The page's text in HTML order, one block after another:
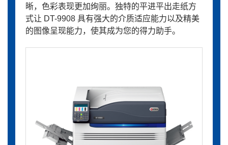
晰，色彩表现更加绚丽。独特的平进平出走纸方
式让 DT-9908 具有强大的介质适应能力以及精美
的图像呈现能力，使其成为您的得力助手。